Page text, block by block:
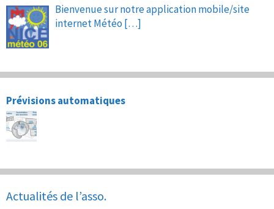
Bienvenue sur notre application mobile/site
internet Météo […]
Prévisions automatiques
Actualités de l’asso.